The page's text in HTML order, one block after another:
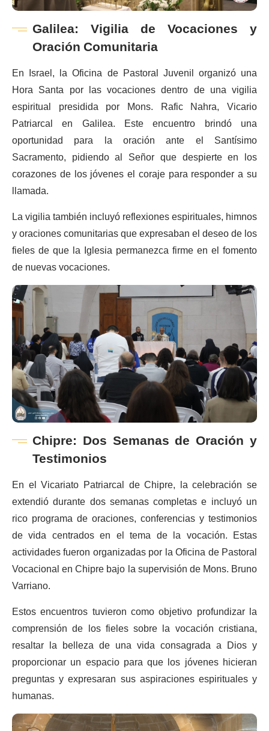
Galilea: Vigilia de Vocaciones y
Oración Comunitaria
En Israel, la Oficina de Pastoral Juvenil organizó una
Hora Santa por las vocaciones dentro de una vigilia
espiritual presidida por Mons. Rafic Nahra, Vicario
Patriarcal en Galilea. Este encuentro brindó una
oportunidad para la oración ante el Santísimo
Sacramento, pidiendo al Señor que despierte en los
corazones de los jóvenes el coraje para responder a su
llamada.
La vigilia también incluyó reflexiones espirituales, himnos
y oraciones comunitarias que expresaban el deseo de los
fieles de que la Iglesia permanezca firme en el fomento
de nuevas vocaciones.
Chipre: Dos Semanas de Oración y
Testimonios
En el Vicariato Patriarcal de Chipre, la celebración se
extendió durante dos semanas completas e incluyó un
rico programa de oraciones, conferencias y testimonios
de vida centrados en el tema de la vocación. Estas
actividades fueron organizadas por la Oficina de Pastoral
Vocacional en Chipre bajo la supervisión de Mons. Bruno
Varriano.
Estos encuentros tuvieron como objetivo profundizar la
comprensión de los fieles sobre la vocación cristiana,
resaltar la belleza de una vida consagrada a Dios y
proporcionar un espacio para que los jóvenes hicieran
preguntas y expresaran sus aspiraciones espirituales y
humanas.